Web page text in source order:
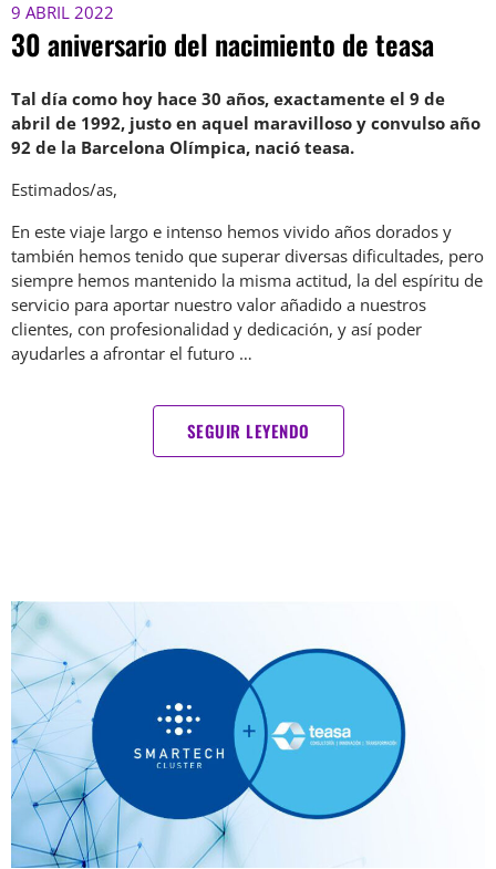
9 ABRIL 2022
30 aniversario del nacimiento de teasa
Tal día como hoy hace 30 años, exactamente el 9 de
abril de 1992, justo en aquel maravilloso y convulso año
92 de la Barcelona Olímpica, nació teasa.
Estimados/as,
En este viaje largo e intenso hemos vivido años dorados y
también hemos tenido que superar diversas dificultades, pero
siempre hemos mantenido la misma actitud, la del espíritu de
servicio para aportar nuestro valor añadido a nuestros
clientes, con profesionalidad y dedicación, y así poder
ayudarles a afrontar el futuro …
SEGUIR LEYENDO